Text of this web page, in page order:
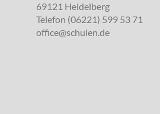
69121 Heidelberg
Telefon (06221) 599 53 71
office@schulen.de